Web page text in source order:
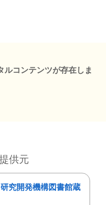
ルコンテンツが存在しま
供元
究開発機構図書館蔵